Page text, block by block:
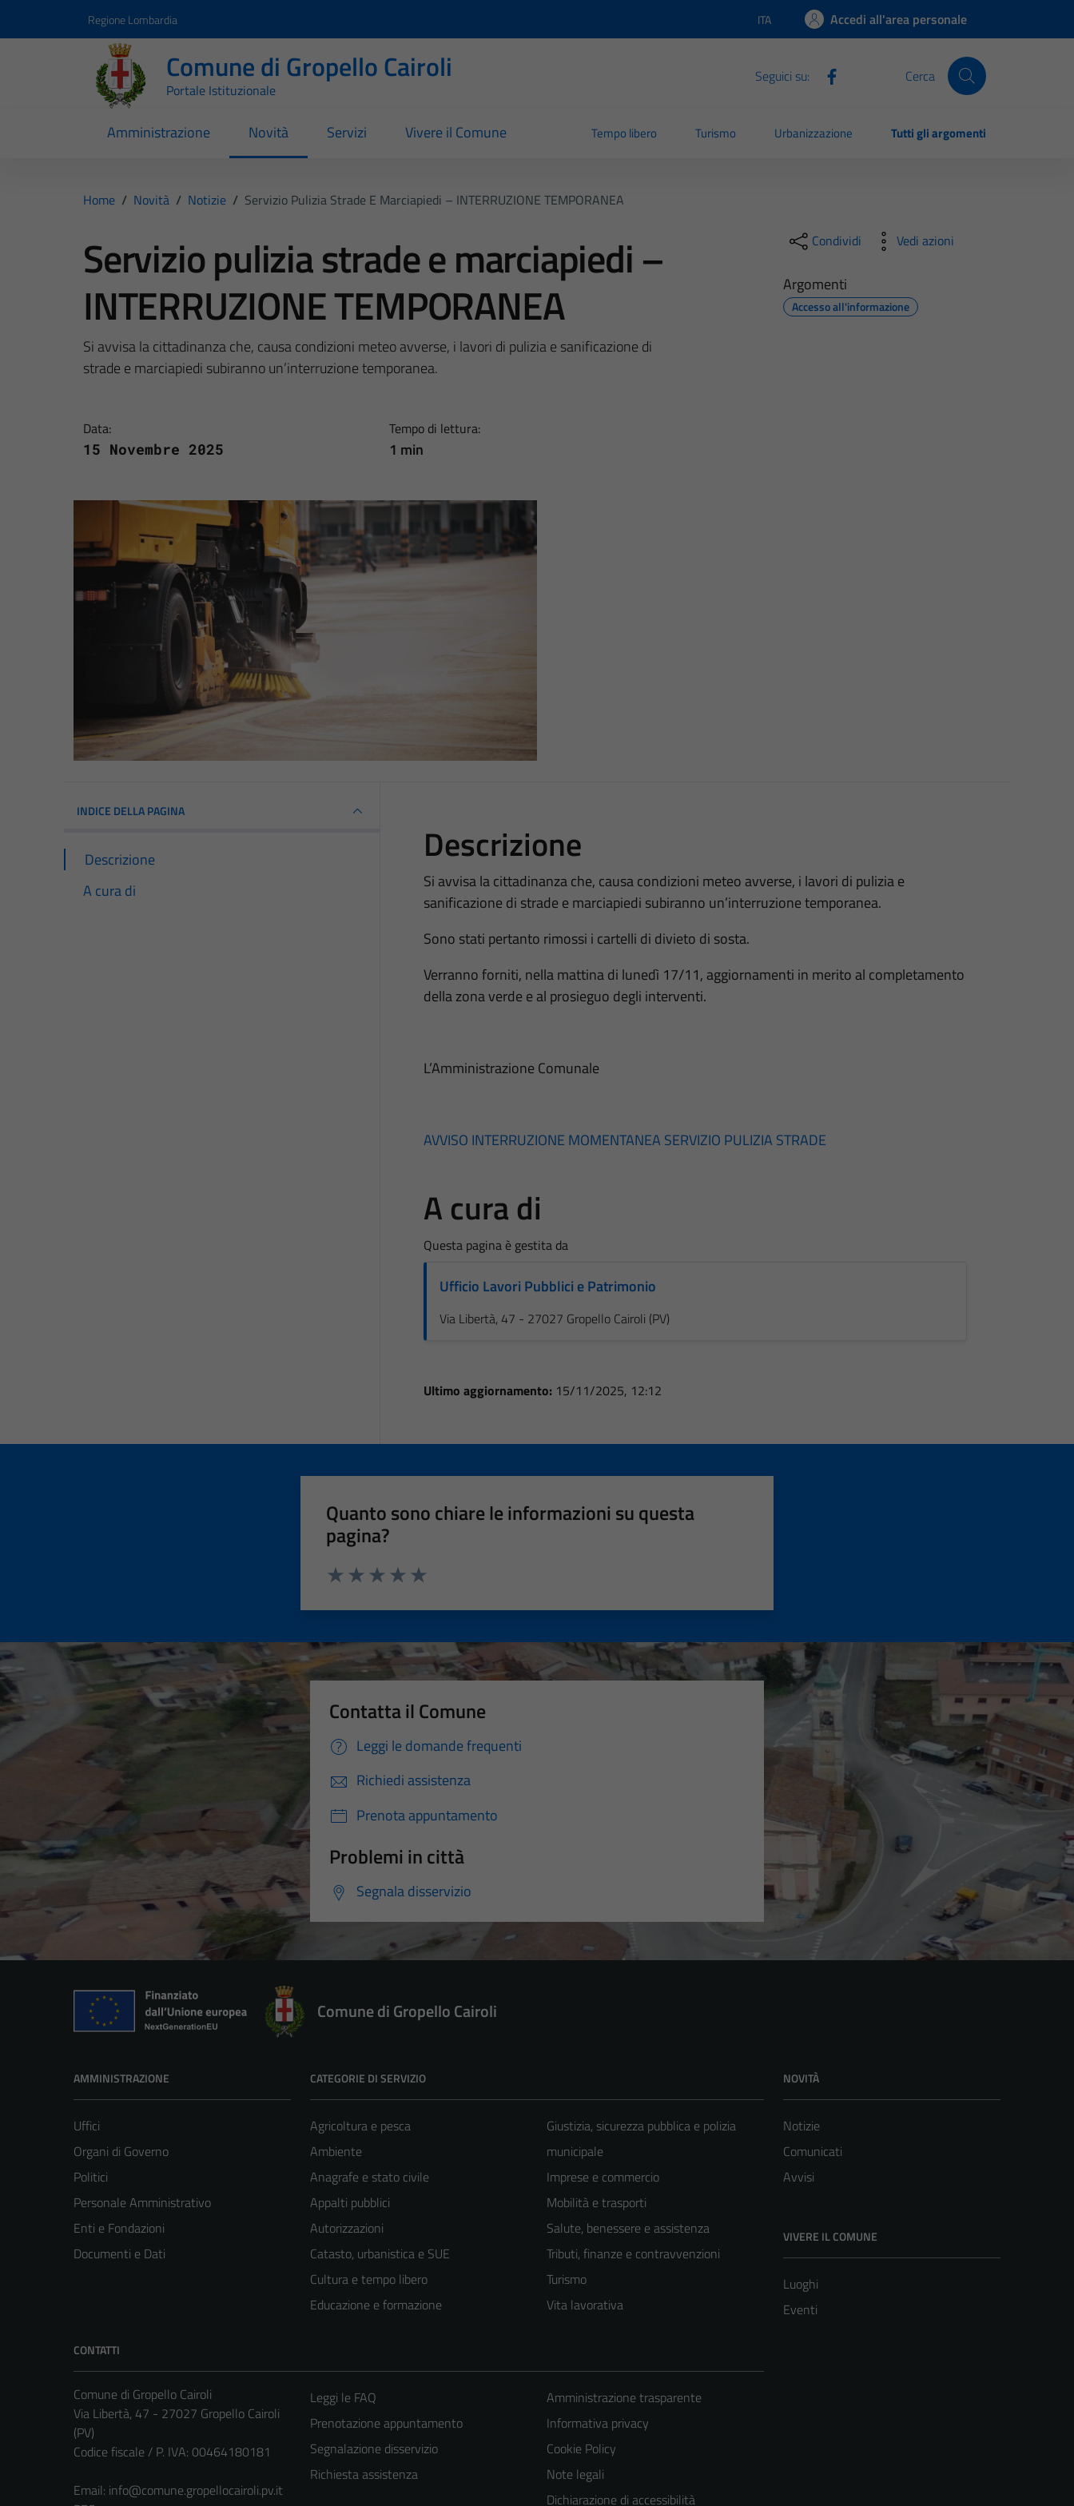
Regione Lombardia Lingua attiva:
ITA Accedi all'area personale
Comune di Gropello Cairoli
Portale Istituzionale
Seguici su: Cerca
Amministrazione Novità Servizi Vivere il Comune Tempo libero Turismo Urbanizzazione Tutti gli argomenti
Home / Novità / Notizie / Servizio Pulizia Strade E Marciapiedi – INTERRUZIONE TEMPORANEA
Servizio pulizia strade e marciapiedi –
INTERRUZIONE TEMPORANEA
Si avvisa la cittadinanza che, causa condizioni meteo avverse, i lavori di pulizia e sanificazione di
strade e marciapiedi subiranno un’interruzione temporanea.
Data:
15 Novembre 2025
Tempo di lettura:
1 min
Condividi Vedi azioni
Argomenti
Accesso all'informazione
INDICE DELLA PAGINA
Descrizione
A cura di
Descrizione
Si avvisa la cittadinanza che, causa condizioni meteo avverse, i lavori di pulizia e
sanificazione di strade e marciapiedi subiranno un’interruzione temporanea.
Sono stati pertanto rimossi i cartelli di divieto di sosta.
Verranno forniti, nella mattina di lunedì 17/11, aggiornamenti in merito al completamento
della zona verde e al prosieguo degli interventi.
L’Amministrazione Comunale
AVVISO INTERRUZIONE MOMENTANEA SERVIZIO PULIZIA STRADE
A cura di
Questa pagina è gestita da
Ufficio Lavori Pubblici e Patrimonio
Via Libertà, 47 - 27027 Gropello Cairoli (PV)
Ultimo aggiornamento: 15/11/2025, 12:12
Quanto sono chiare le informazioni su questa
pagina?
Contatta il Comune
Leggi le domande frequenti
Richiedi assistenza
Prenota appuntamento
Problemi in città
Segnala disservizio
Comune di Gropello Cairoli
AMMINISTRAZIONE
Uffici
Organi di Governo
Politici
Personale Amministrativo
Enti e Fondazioni
Documenti e Dati
CATEGORIE DI SERVIZIO
Agricoltura e pesca
Ambiente
Anagrafe e stato civile
Appalti pubblici
Autorizzazioni
Catasto, urbanistica e SUE
Cultura e tempo libero
Educazione e formazione
Giustizia, sicurezza pubblica e polizia
municipale
Imprese e commercio
Mobilità e trasporti
Salute, benessere e assistenza
Tributi, finanze e contravvenzioni
Turismo
Vita lavorativa
NOVITÀ
Notizie
Comunicati
Avvisi
VIVERE IL COMUNE
Luoghi
Eventi
CONTATTI
Comune di Gropello Cairoli
Via Libertà, 47 - 27027 Gropello Cairoli
(PV)
Codice fiscale / P. IVA: 00464180181
Email: info@comune.gropellocairoli.pv.it
Leggi le FAQ
Prenotazione appuntamento
Segnalazione disservizio
Richiesta assistenza
Amministrazione trasparente
Informativa privacy
Cookie Policy
Note legali
Dichiarazione di accessibilità